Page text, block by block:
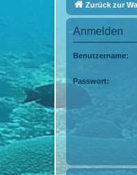
Zurück zur
Anmelden
Benutzername:
Passwort: